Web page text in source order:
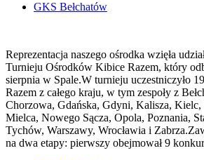
GKS Bełchatów
Reprezentacja naszego ośrodka wzięła
Turnieju Ośrodków Kibice Razem, który
sierpnia w Spale.W turnieju uczestniczyło
Razem z całego kraju, w tym zespoły z
Chorzowa, Gdańska, Gdyni, Kalisza,
Mielca, Nowego Sącza, Opola, Poznania,
Tychów, Warszawy, Wrocławia i
na dwa etapy: pierwszy obejmował 9